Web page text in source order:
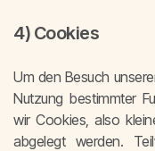
4) Cookies
Um den Besuch
Nutzung bestimmter
wir Cookies, also
abgelegt werden.